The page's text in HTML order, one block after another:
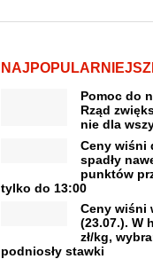
Pomoc do
Rząd
nie dla
Ceny wiśni
spadły
punktów
tylko do 13:00
Ceny wiśni
(23.07.). W
zł/kg,
podniosły stawki